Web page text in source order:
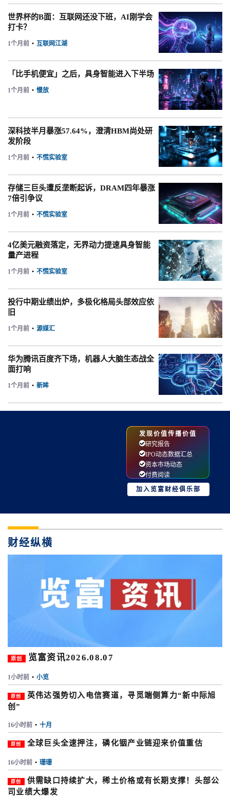
世界杯的B面：互联网还没下班，AI刚学会
打卡？
1个月前 • 互联网江湖
「比手机便宜」之后，具身智能进入下半场
1个月前 • 慢放
深科技半月暴涨57.64%，澄清HBM尚处研
发阶段
1个月前 • 不慌实验室
存储三巨头遭反垄断起诉，DRAM四年暴涨
7倍引争议
1个月前 • 不慌实验室
4亿美元融资落定，无界动力提速具身智能
量产进程
1个月前 • 不慌实验室
投行中期业绩出炉，多极化格局头部效应依
旧
1个月前 • 源媒汇
华为腾讯百度齐下场，机器人大脑生态战全
面打响
1个月前 • 新眸
发现价值传播价值
研究报告
IPO动态数据汇总
资本市场动态
付费阅读
加入览富财经俱乐部
财经纵横
原创 览富资讯2026.08.07
1小时前 • 小览
原创
英伟达强势切入电信赛道，寻觅端侧算力“新中际旭
创”
16小时前 • 十月
原创 全球巨头全速押注，磷化铟产业链迎来价值重估
16小时前 • 珊珊
原创
供需缺口持续扩大，稀土价格或有长期支撑！头部公
司业绩大爆发